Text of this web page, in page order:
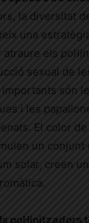
la diversitat
una
els
sexual de
importants són
i les
El color
un
solar, creen
pol·linitzadors